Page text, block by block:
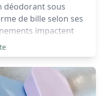
déodorant sous
de bille selon ses
impactent
bien que ce ne